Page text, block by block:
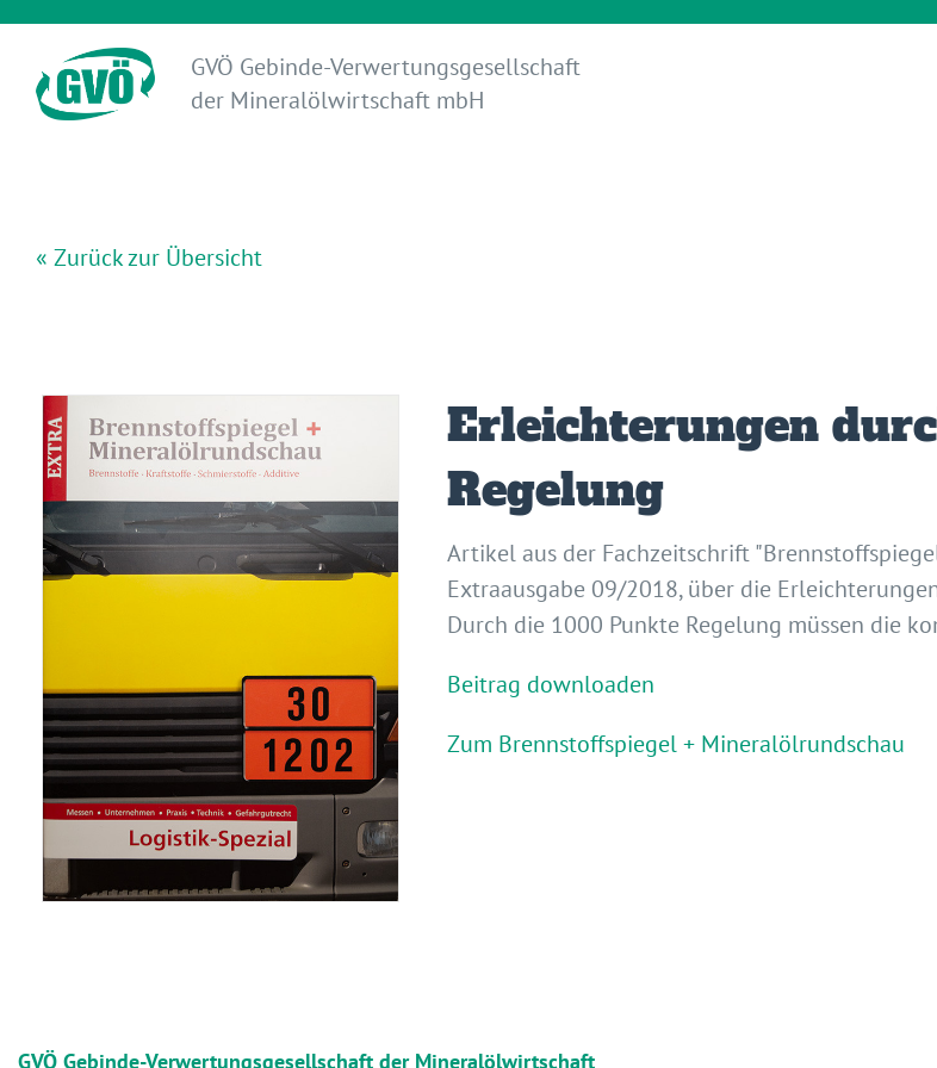
GVÖ Gebinde-Verwertungsgesellschaft
der Mineralölwirtschaft mbH
« Zurück zur Übersicht
Erleichterungen
Regelung
Artikel aus der Fachzeitschrift
Extraausgabe 09/2018, über die
Durch die 1000 Punkte Regelung müssen die
Beitrag downloaden
Zum Brennstoffspiegel + Mineralölrundschau
GVÖ Gebinde-Verwertungsgesellschaft der Mineralölwirtschaft